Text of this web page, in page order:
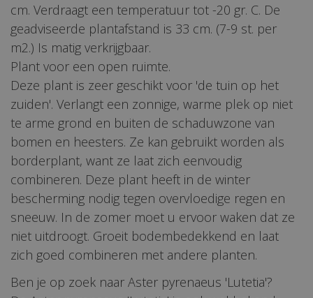
cm. Verdraagt een temperatuur tot -20 gr. C. De
geadviseerde plantafstand is 33 cm. (7-9 st. per
m2.) Is matig verkrijgbaar.
Plant voor een open ruimte.
Deze plant is zeer geschikt voor 'de tuin op het
zuiden'. Verlangt een zonnige, warme plek op niet
te arme grond en buiten de schaduwzone van
bomen en heesters. Ze kan gebruikt worden als
borderplant, want ze laat zich eenvoudig
combineren. Deze plant heeft in de winter
bescherming nodig tegen overvloedige regen en
sneeuw. In de zomer moet u ervoor waken dat ze
niet uitdroogt. Groeit bodembedekkend en laat
zich goed combineren met andere planten.
Ben je op zoek naar Aster pyrenaeus 'Lutetia'?